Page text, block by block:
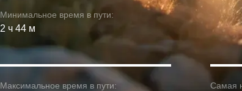
Минимальное время в пути:
2 ч 44 м
Максимальное время в пути: Самая